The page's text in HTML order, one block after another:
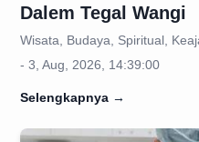
Dalem Tegal Wangi
Wisata, Budaya, Spiritual,
- 3, Aug, 2026, 14:39:00
Selengkapnya →